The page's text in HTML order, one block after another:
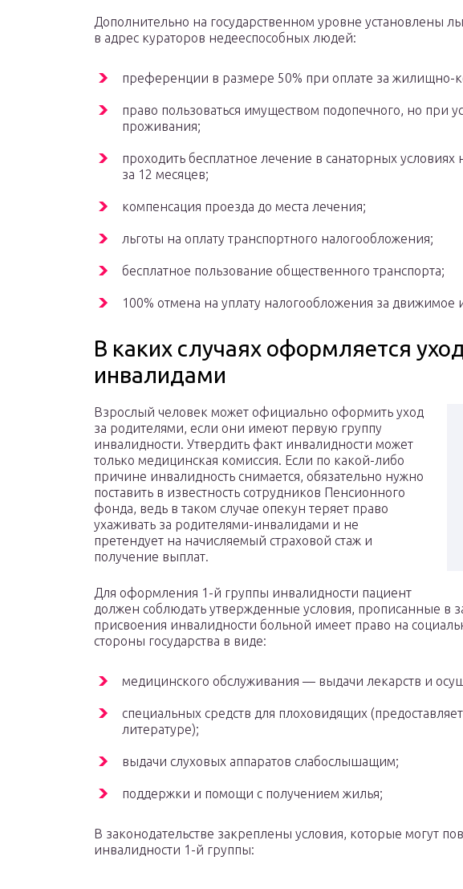
Дополнительно на государственном уровне установлены
в адрес кураторов недееспособных людей:
преференции в размере 50% при оплате за жилищно-
право пользоваться имуществом подопечного, но при
проживания;
проходить бесплатное лечение в санаторных условиях
за 12 месяцев;
компенсация проезда до места лечения;
льготы на оплату транспортного налогообложения;
бесплатное пользование общественного транспорта;
100% отмена на уплату налогообложения за
В каких случаях оформляется
инвалидами
Взрослый человек может официально оформить уход
за родителями, если они имеют первую группу
инвалидности. Утвердить факт инвалидности может
только медицинская комиссия. Если по какой-либо
причине инвалидность снимается, обязательно нужно
поставить в известность сотрудников Пенсионного
фонда, ведь в таком случае опекун теряет право
ухаживать за родителями-инвалидами и не
претендует на начисляемый страховой стаж и
получение выплат.
Для оформления 1-й группы инвалидности пациент
должен соблюдать утвержденные условия, прописанные в
присвоения инвалидности больной имеет право на
стороны государства в виде:
медицинского обслуживания — выдачи лекарств и
специальных средств для плоховидящих
литературе);
выдачи слуховых аппаратов слабослышащим;
поддержки и помощи с получением жилья;
В законодательстве закреплены условия, которые могут
инвалидности 1-й группы: